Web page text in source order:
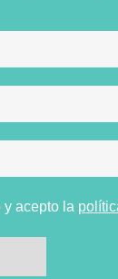
y acepto la